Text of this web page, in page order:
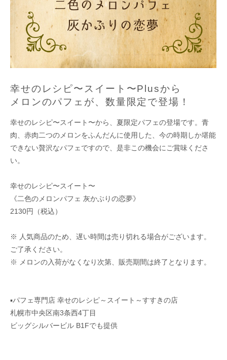
幸せのレシピ〜スイート〜Plusから
メロンのパフェが、数量限定で登場！
幸せのレシピ〜スイート〜から、夏限定パフェの登場です。青
肉、赤肉二つのメロンをふんだんに使用した、今の時期しか堪能
できない贅沢なパフェですので、是非この機会にご賞味くださ
い。
幸せのレシピ〜スイート〜
《二色のメロンパフェ 灰かぶりの恋夢》
2130円（税込）
※ 人気商品のため、遅い時間は売り切れる場合がございます。
ご了承ください。
※ メロンの入荷がなくなり次第、販売期間は終了となります。
▪︎パフェ専門店 幸せのレシピ～スイート～すすきの店
札幌市中央区南3条西4丁目
ビッグシルバービル B1Fでも提供